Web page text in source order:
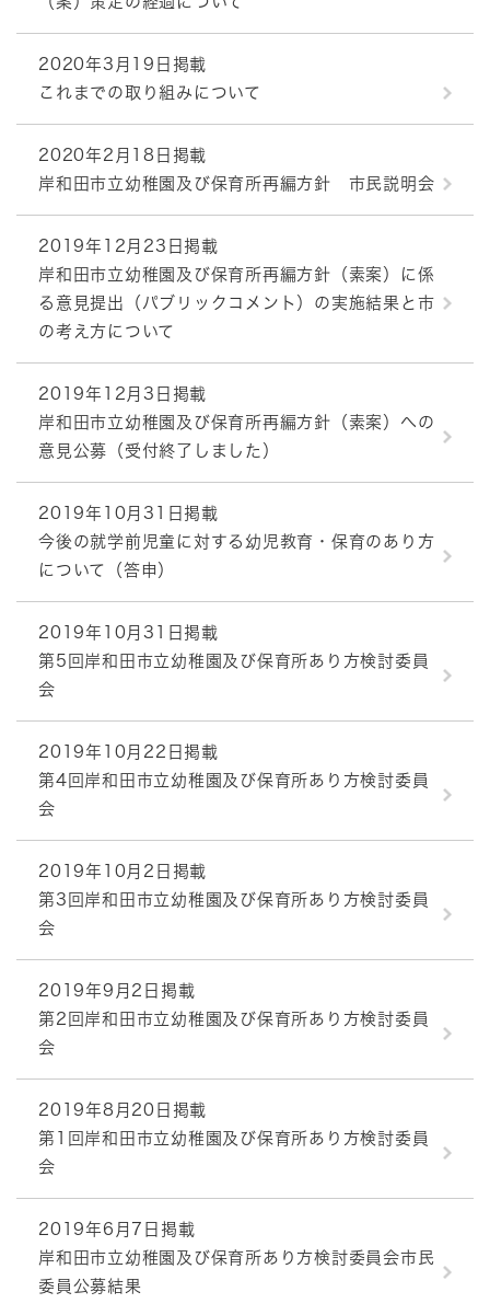
2020年3月19日掲載
これまでの取り組みについて
2020年2月18日掲載
岸和田市立幼稚園及び保育所再編方針 市民説明会
2019年12月23日掲載
岸和田市立幼稚園及び保育所再編方針（素案）に係
る意見提出（パブリックコメント）の実施結果と市
の考え方について
2019年12月3日掲載
岸和田市立幼稚園及び保育所再編方針（素案）への
意見公募（受付終了しました）
2019年10月31日掲載
今後の就学前児童に対する幼児教育・保育のあり方
について（答申）
2019年10月31日掲載
第5回岸和田市立幼稚園及び保育所あり方検討委員
会
2019年10月22日掲載
第4回岸和田市立幼稚園及び保育所あり方検討委員
会
2019年10月2日掲載
第3回岸和田市立幼稚園及び保育所あり方検討委員
会
2019年9月2日掲載
第2回岸和田市立幼稚園及び保育所あり方検討委員
会
2019年8月20日掲載
第1回岸和田市立幼稚園及び保育所あり方検討委員
会
2019年6月7日掲載
岸和田市立幼稚園及び保育所あり方検討委員会市民
委員公募結果